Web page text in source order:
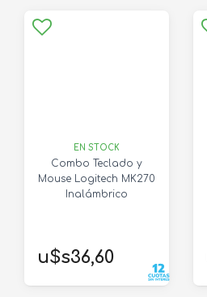
EN STOCK
Combo Teclado y
Mouse Logitech MK270
Inalámbrico
u$s36,60